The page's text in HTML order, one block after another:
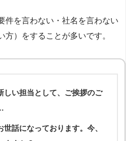
件を言わない・社名を言わない
方）をすることが多いです。
しい担当として、ご挨拶のご
世話になっております。今、